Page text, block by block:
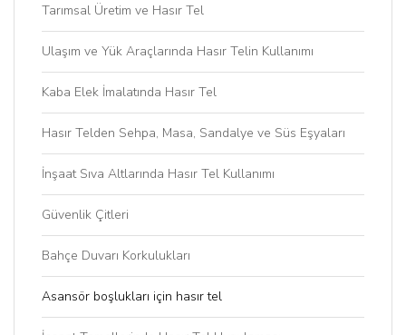
Tarımsal Üretim ve Hasır Tel
Ulaşım ve Yük Araçlarında Hasır Telin Kullanımı
Kaba Elek İmalatında Hasır Tel
Hasır Telden Sehpa, Masa, Sandalye ve Süs Eşyaları
İnşaat Sıva Altlarında Hasır Tel Kullanımı
Güvenlik Çitleri
Bahçe Duvarı Korkulukları
Asansör boşlukları için hasır tel